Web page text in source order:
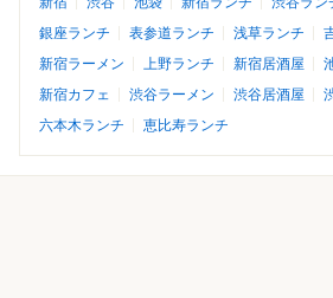
銀座ランチ
表参道ランチ 浅草ランチ
新宿ラーメン
上野ランチ 新宿居酒屋
新宿カフェ
渋谷ラーメン 渋谷居酒屋
六本木ランチ
恵比寿ランチ